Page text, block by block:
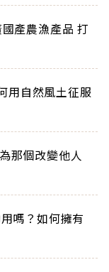
產農漁產品 打
用自然風土征服
那個改變他人
嗎？如何擁有